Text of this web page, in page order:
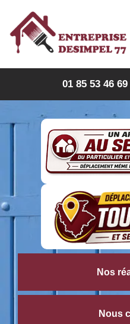
01 85 53 46 69
Nos
Nous